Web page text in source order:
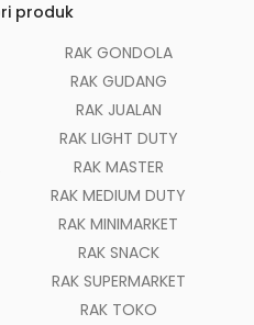
produk
RAK GONDOLA
RAK GUDANG
RAK JUALAN
RAK LIGHT DUTY
RAK MASTER
RAK MEDIUM DUTY
RAK MINIMARKET
RAK SNACK
RAK SUPERMARKET
RAK TOKO